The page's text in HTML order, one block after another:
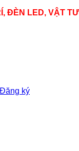
ĐÈN LED, VẬT
Đăng ký